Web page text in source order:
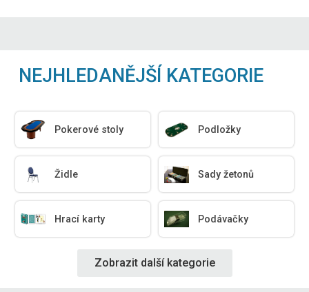
NEJHLEDANĚJŠÍ KATEGORIE
Pokerové stoly Podložky
Židle Sady žetonů
Hrací karty Podávačky
Zobrazit další kategorie